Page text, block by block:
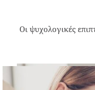
Οι ψυχολογικές